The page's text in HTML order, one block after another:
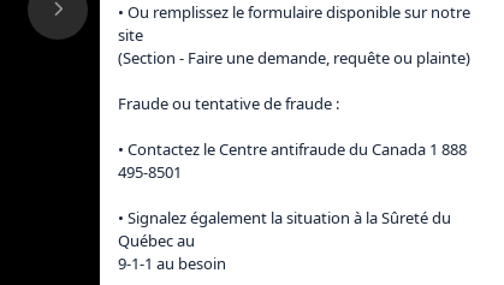
• Ou remplissez le formulaire disponible sur notre
site
(Section - Faire une demande, requête ou plainte)
Fraude ou tentative de fraude :
• Contactez le Centre antifraude du Canada 1 888
495-8501
• Signalez également la situation à la Sûreté du
Québec au
9-1-1 au besoin